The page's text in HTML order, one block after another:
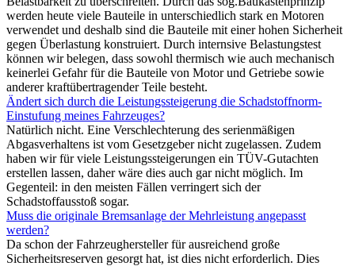
werden heute viele Bauteile in unterschiedlich stark en Motoren
verwendet und deshalb sind die Bauteile mit einer hohen Sicherheit
gegen Überlastung konstruiert. Durch internsive Belastungstest
können wir belegen, dass sowohl thermisch wie auch mechanisch
keinerlei Gefahr für die Bauteile von Motor und Getriebe sowie
anderer kraftübertragender Teile besteht.
Ändert sich durch die Leistungssteigerung die Schadstoffnorm-
Einstufung meines Fahrzeuges?
Natürlich nicht. Eine Verschlechterung des serienmäßigen
Abgasverhaltens ist vom Gesetzgeber nicht zugelassen. Zudem
haben wir für viele Leistungssteigerungen ein TÜV-Gutachten
erstellen lassen, daher wäre dies auch gar nicht möglich. Im
Gegenteil: in den meisten Fällen verringert sich der
Schadstoffausstoß sogar.
Muss die originale Bremsanlage der Mehrleistung angepasst
werden?
Da schon der Fahrzeughersteller für ausreichend große
Sicherheitsreserven gesorgt hat, ist dies nicht erforderlich. Dies